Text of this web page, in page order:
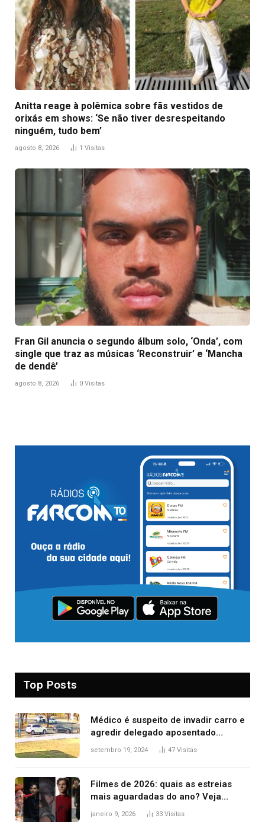
Anitta reage à polêmica sobre fãs vestidos de
orixás em shows: ‘Se não tiver desrespeitando
ninguém, tudo bem’
agosto 8, 2026 1 Visitas
Fran Gil anuncia o segundo álbum solo, ‘Onda’, com
single que traz as músicas ‘Reconstruir’ e ‘Mancha
de dendê’
agosto 8, 2026 0 Visitas
Top Posts
Médico é suspeito de invadir carro e
agredir delegado aposentado
durante confusão no trânsito
setembro 19, 2024 47 Visitas
Filmes de 2026: quais as estreias
mais aguardadas do ano? Veja
principais lançamentos do cinema
janeiro 9, 2026 33 Visitas